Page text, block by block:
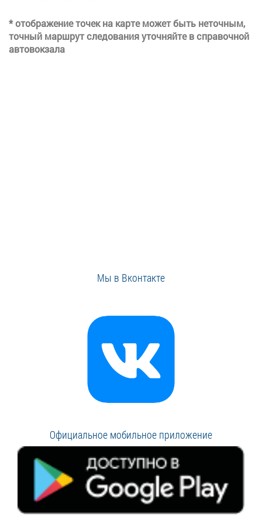
* отображение точек на карте может быть неточным,
точный маршрут следования уточняйте в справочной
автовокзала
Мы в Вконтакте
Официальное мобильное приложение